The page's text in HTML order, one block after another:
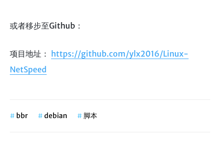
或者移步至Github：
项目地址： https://github.com/ylx2016/Linux-
NetSpeed
# bbr #debian # 脚本